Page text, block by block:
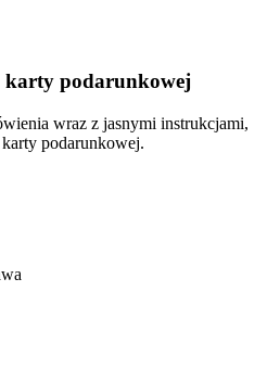
podarunkowej
wraz z jasnymi instrukcjami,
podarunkowej.